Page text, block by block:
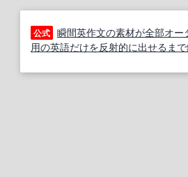
公式 瞬間英作文の素材が全部オ
用の英語だけを反射的に出せるま